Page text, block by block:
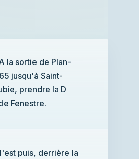
la sortie de Plan-
jusqu'à Saint-
prendre la D
Fenestre.
puis, derrière la